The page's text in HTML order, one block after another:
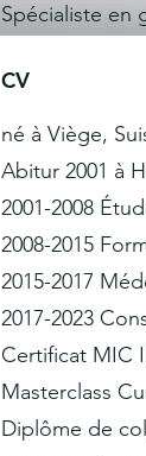
Spécialiste en
CV
né à Viège,
Abitur 2001 à
2001-2008
2008-2015
2015-2017
2017-2023
Certificat MIC
Masterclass
Diplôme de